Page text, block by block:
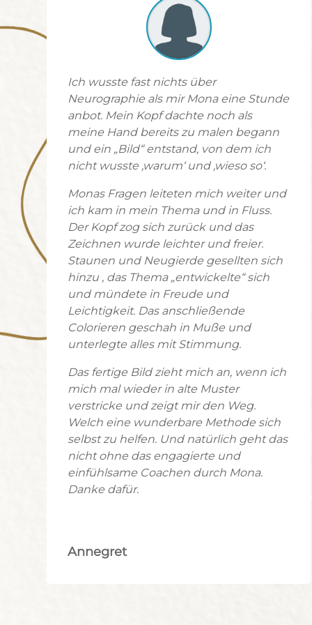
Ich wusste fast nichts über
Neurographie als mir Mona eine Stunde
anbot. Mein Kopf dachte noch als
meine Hand bereits zu malen begann
und ein „Bild“ entstand, von dem ich
nicht wusste ‚warum‘ und ‚wieso so‘.
Monas Fragen leiteten mich weiter und
ich kam in mein Thema und in Fluss.
Der Kopf zog sich zurück und das
Zeichnen wurde leichter und freier.
Staunen und Neugierde gesellten sich
hinzu , das Thema „entwickelte“ sich
und mündete in Freude und
Leichtigkeit. Das anschließende
Colorieren geschah in Muße und
unterlegte alles mit Stimmung.
Das fertige Bild zieht mich an, wenn ich
mich mal wieder in alte Muster
verstricke und zeigt mir den Weg.
Welch eine wunderbare Methode sich
selbst zu helfen. Und natürlich geht das
nicht ohne das engagierte und
einfühlsame Coachen durch Mona.
Danke dafür.
Annegret